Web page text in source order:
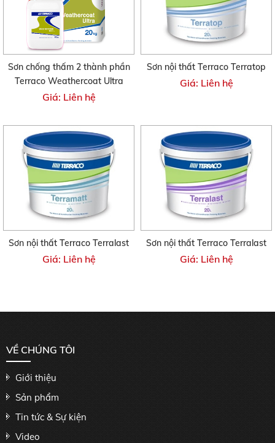
Sơn chống thấm 2 thành phần
Terraco Weathercoat Ultra
Giá: Liên hệ
Sơn nội thất Terraco Terratop
Giá: Liên hệ
Sơn nội thất Terraco Terralast
Giá: Liên hệ
Sơn nội thất Terraco Terralast
Giá: Liên hệ
VỀ CHÚNG TÔI
Giới thiệu
Sản phẩm
Tin tức & Sự kiện
Video